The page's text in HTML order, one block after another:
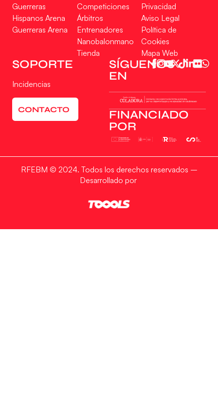
Guerreras
Hispanos Arena
Guerreras Arena
Competiciones
Árbitros
Entrenadores
Nanobalonmano
Tienda
Privacidad
Aviso Legal
Política de
Cookies
Mapa Web
SOPORTE
Incidencias
CONTACTO
SÍGUENOS
EN
FINANCIADO
POR
RFEBM © 2024. Todos los derechos reservados –
Desarrollado por